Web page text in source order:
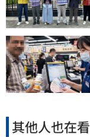
其他人也在看